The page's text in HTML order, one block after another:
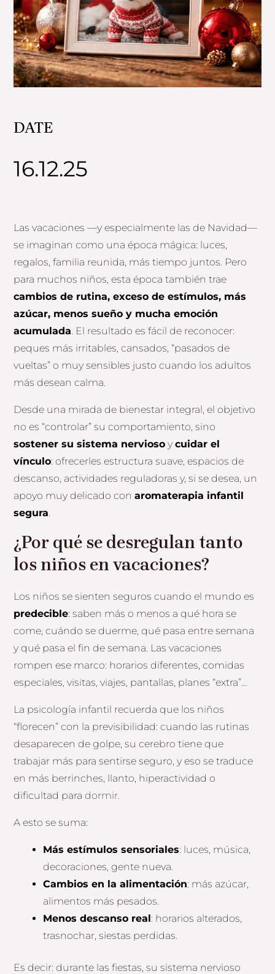
DATE
16.12.25
Las vacaciones —y especialmente las de Navidad—
se imaginan como una época mágica: luces,
regalos, familia reunida, más tiempo juntos. Pero
para muchos niños, esta época también trae
cambios de rutina, exceso de estímulos, más
azúcar, menos sueño y mucha emoción
acumulada. El resultado es fácil de reconocer:
peques más irritables, cansados, “pasados de
vueltas” o muy sensibles justo cuando los adultos
más desean calma.
Desde una mirada de bienestar integral, el objetivo
no es “controlar” su comportamiento, sino
sostener su sistema nervioso ycuidar el
vínculo: ofrecerles estructura suave, espacios de
descanso, actividades reguladoras y, si se desea, un
apoyo muy delicado conaromaterapia infantil
segura.
¿Por qué se desregulan tanto
los niños en vacaciones?
Los niños se sienten seguros cuando el mundo es
predecible: saben más o menos a qué hora se
come, cuándo se duerme, qué pasa entre semana
y qué pasa el fin de semana. Las vacaciones
rompen ese marco: horarios diferentes, comidas
especiales, visitas, viajes, pantallas, planes “extra”…
La psicología infantil recuerda que los niños
“florecen” con la previsibilidad: cuando las rutinas
desaparecen de golpe, su cerebro tiene que
trabajar más para sentirse seguro, y eso se traduce
en más berrinches, llanto, hiperactividad o
dificultad paradormir.
A esto se suma:
Más estímulos sensoriales: luces, música,
decoraciones, gente nueva.
Cambios en la alimentación: más azúcar,
alimentos más pesados.
Menos descanso real: horarios alterados,
trasnochar, siestas perdidas.
Es decir: durante las fiestas, su sistema nervioso